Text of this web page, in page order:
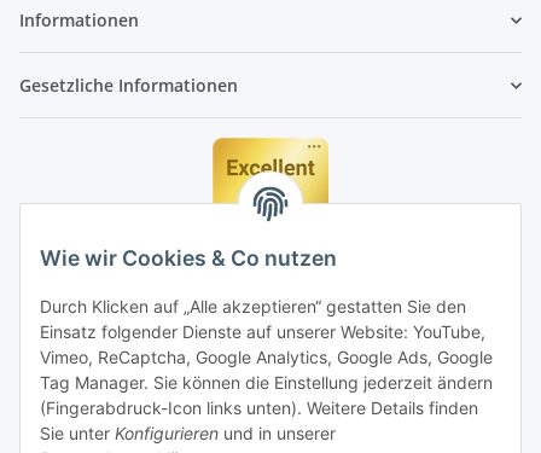
Wie wir Cookies & Co nutzen
Durch Klicken auf „Alle akzeptieren“ gestatten Sie den
Einsatz folgender Dienste auf unserer Website: YouTube,
Vimeo, ReCaptcha, Google Analytics, Google Ads, Google
Tag Manager. Sie können die Einstellung jederzeit ändern
(Fingerabdruck-Icon links unten). Weitere Details finden
Sie unter Konfigurieren und in unserer
Informationen
Gesetzliche Informationen